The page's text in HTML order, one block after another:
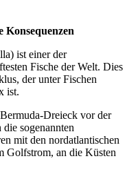
Konsequenzen
ist einer der
Fische der Welt. Dies
der unter Fischen
ist.
Dreieck vor der
sogenannten
mit den nordatlantischen
Golfstrom, an die Küsten